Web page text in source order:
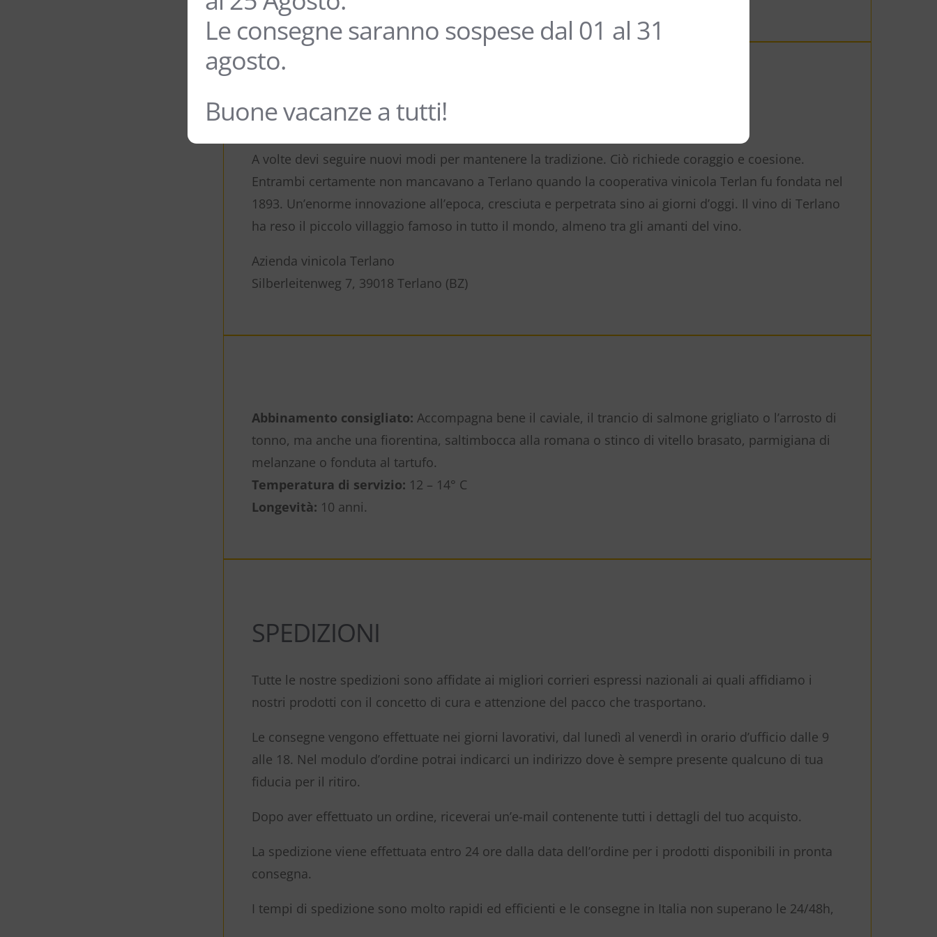
A volte devi seguire nuovi modi per mantenere la tradizione. Ciò richiede coraggio e coesione.
Entrambi certamente non mancavano a Terlano quando la cooperativa vinicola Terlan fu fondata nel
1893. Un’enorme innovazione all’epoca, cresciuta e perpetrata sino ai giorni d’oggi. Il vino di Terlano
ha reso il piccolo villaggio famoso in tutto il mondo, almeno tra gli amanti del vino.
Azienda vinicola Terlano
Silberleitenweg 7, 39018 Terlano (BZ)
Abbinamento consigliato: Accompagna bene il caviale, il trancio di salmone grigliato o l’arrosto di
tonno, ma anche una fiorentina, saltimbocca alla romana o stinco di vitello brasato, parmigiana di
melanzane o fonduta al tartufo.
Temperatura di servizio: 12 – 14° C
Longevità: 10 anni.
SPEDIZIONI
Tutte le nostre spedizioni sono affidate ai migliori corrieri espressi nazionali ai quali affidiamo i
nostri prodotti con il concetto di cura e attenzione del pacco che trasportano.
Le consegne vengono effettuate nei giorni lavorativi, dal lunedì al venerdì in orario d’ufficio dalle 9
alle 18. Nel modulo d’ordine potrai indicarci un indirizzo dove è sempre presente qualcuno di tua
fiducia per il ritiro.
Dopo aver effettuato un ordine, riceverai un’e-mail contenente tutti i dettagli del tuo acquisto.
La spedizione viene effettuata entro 24 ore dalla data dell’ordine per i prodotti disponibili in pronta
consegna.
I tempi di spedizione sono molto rapidi ed efficienti e le consegne in Italia non superano le 24/48h,
Le consegne saranno sospese dal 01 al 31
agosto.
Buone vacanze a tutti!